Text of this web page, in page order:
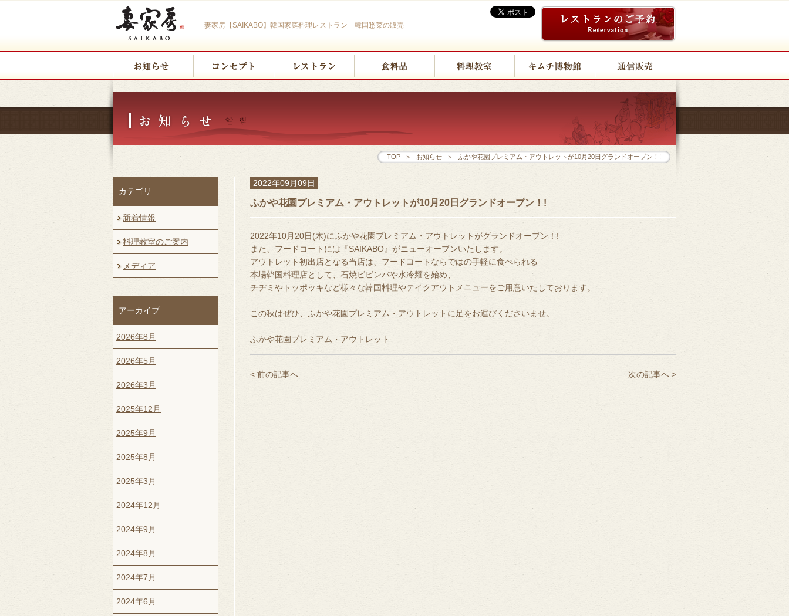
妻家房【SAIKABO】韓国家庭料理レストラン 韓国惣菜の販売
TOP ＞ お知らせ ＞ ふかや花園プレミアム・アウトレットが10月20日グランドオープン！!
カテゴリ
新着情報
料理教室のご案内
メディア
アーカイブ
2026年8月
2026年5月
2026年3月
2025年12月
2025年9月
2025年8月
2025年3月
2024年12月
2024年9月
2024年8月
2024年7月
2024年6月
2022年09月09日
ふかや花園プレミアム・アウトレットが10月20日グランドオープン！!
2022年10月20日(木)にふかや花園プレミアム・アウトレットがグランドオープン！!
また、フードコートには『SAIKABO』がニューオープンいたします。
アウトレット初出店となる当店は、フードコートならではの手軽に食べられる
本場韓国料理店として、石焼ビビンバや水冷麺を始め、
チヂミやトッポッキなど様々な韓国料理やテイクアウトメニューをご用意いたしております。
この秋はぜひ、ふかや花園プレミアム・アウトレットに足をお運びくださいませ。
ふかや花園プレミアム・アウトレット
< 前の記事へ 次の記事へ >